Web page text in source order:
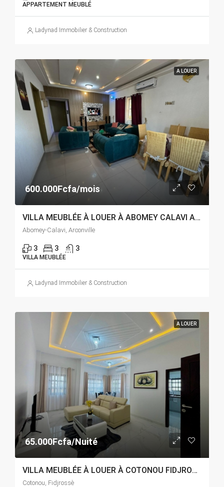
APPARTEMENT MEUBLÉ
Ladynad Immobilier & Construction
A LOUER
600.000Fcfa/mois
VILLA MEUBLÉE À LOUER À ABOMEY CALAVI ARCONVILLE
Abomey-Calavi, Arconville
3 3 3
VILLA MEUBLÉE
Ladynad Immobilier & Construction
A LOUER
65.000Fcfa/Nuité
VILLA MEUBLÉE À LOUER À COTONOU FIDJROSSÈ
Cotonou, Fidjrossè